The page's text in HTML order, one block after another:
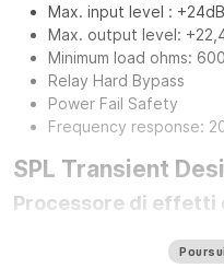
Max. input level :
Max. output level:
Minimum load ohms:
Relay Hard Bypass
Power Fail Safety
Frequency response:
SPL Transient
Processore di effetti
generazione di processori